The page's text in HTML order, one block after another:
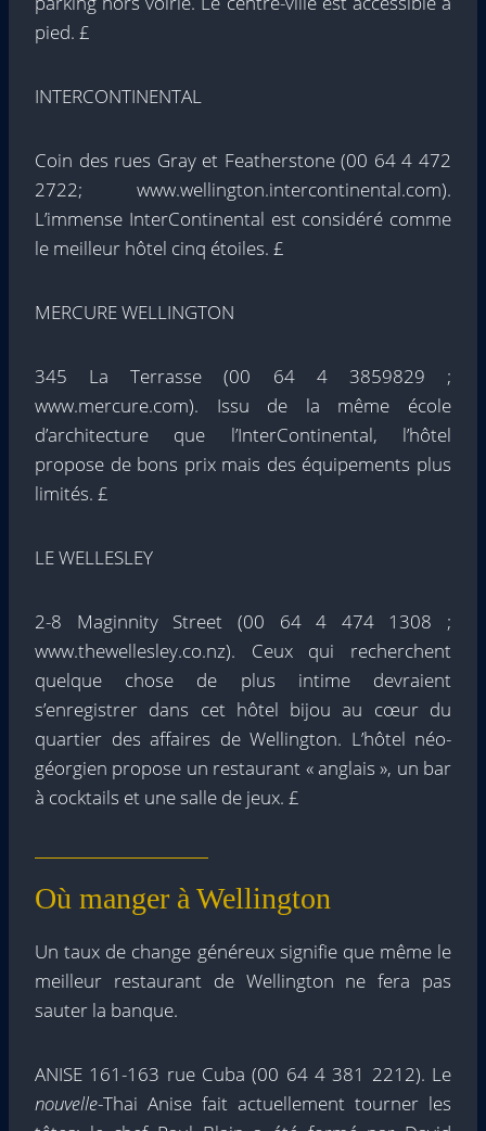
pied. £
INTERCONTINENTAL
Coin des rues Gray et Featherstone (00 64 4 472
2722; www.wellington.intercontinental.com).
L’immense InterContinental est considéré comme
le meilleur hôtel cinq étoiles. £
MERCURE WELLINGTON
345 La Terrasse (00 64 4 3859829 ;
www.mercure.com). Issu de la même école
d’architecture que l’InterContinental, l’hôtel
propose de bons prix mais des équipements plus
limités. £
LE WELLESLEY
2-8 Maginnity Street (00 64 4 474 1308 ;
www.thewellesley.co.nz). Ceux qui recherchent
quelque chose de plus intime devraient
s’enregistrer dans cet hôtel bijou au cœur du
quartier des affaires de Wellington. L’hôtel néo-
géorgien propose un restaurant « anglais », un bar
à cocktails et une salle de jeux. £
Où manger à Wellington
Un taux de change généreux signifie que même le
meilleur restaurant de Wellington ne fera pas
sauter la banque.
ANISE 161-163 rue Cuba (00 64 4 381 2212). Le
nouvelle-Thai Anise fait actuellement tourner les